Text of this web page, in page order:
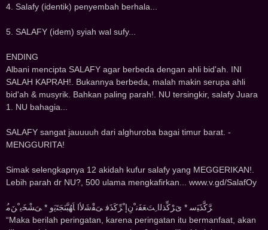
4. Salafy (identik) penyembah berhala...
5. SALAFY (idem) syiah wal sufy...
ENDING
Albani mencipta SALAFY agar berbeda dengan ahli bid'ah. INI
SALAH KAPRAH!. Bukannya berbeda, malah makin serupa ahli
bid'ah & musyrik. Bahkan paling parah!. NU tersingkir, salafy Juara
1. NU bahagia...
SALAFY sangat jauuuuh dari alghuroba bagai timur barat. -
MENGGURITA!
Simak selengkapnya 12 akidah kufur salafy yang MEGGERIKAN!.
Lebih parah dr NU?, 500 ulama mengkafirkan... www.v.gd/SalafOy
ُﺮَّﻛَّﺬَﻴَﺳ * ﻯَﺮْﻛِّﺬﻟﺍ ِﺖَﻌَﻔَﻧ ْﻥِﺇ ْﺮِّﻛَﺬَﻓ ﻰَﻘْﺷَﻷﺍ ﺎَﻬُﺒَّﻨَﺠَﺘَﻳَﻭ * ﻰَﺸْﺨَﻳ ْﻦَﻣ
“Maka berilah peringatan, karena peringatan itu bermanfaat, akan